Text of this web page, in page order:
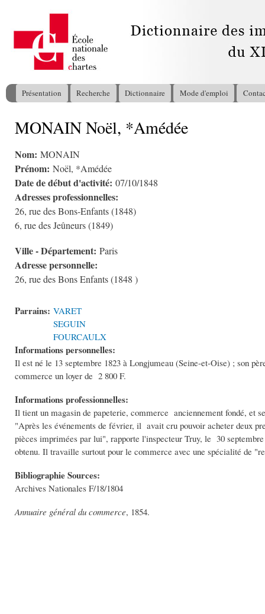
Menu principal
Présentation Recherche Dictionnaire Mode d'emploi
Vous êtes ici
MONAIN Noël, *Amédée
Nom: MONAIN
Prénom: Noël, *Amédée
Date de début d'activité: 07/10/1848
Adresses professionnelles:
26, rue des Bons-Enfants (1848)
6, rue des Jeûneurs (1849)
Ville - Département: Paris
Adresse personnelle:
26, rue des Bons Enfants (1848 )
Parrains: VARET
SEGUIN
FOURCAULX
Informations personnelles:
Il est né le 13 septembre 1823 à Longjumeau (Seine-et-Oise) ; son
commerce un loyer de 2 800 F.
Informations professionnelles:
Il tient un magasin de papeterie, commerce anciennement fondé, et
"Après les événements de février, il avait cru pouvoir acheter deux
pièces imprimées par lui", rapporte l'inspecteur Truy, le 30
obtenu. Il travaille surtout pour le commerce avec une spécialité de
Bibliographie Sources:
Archives Nationales F/18/1804
Annuaire général du commerce, 1854.